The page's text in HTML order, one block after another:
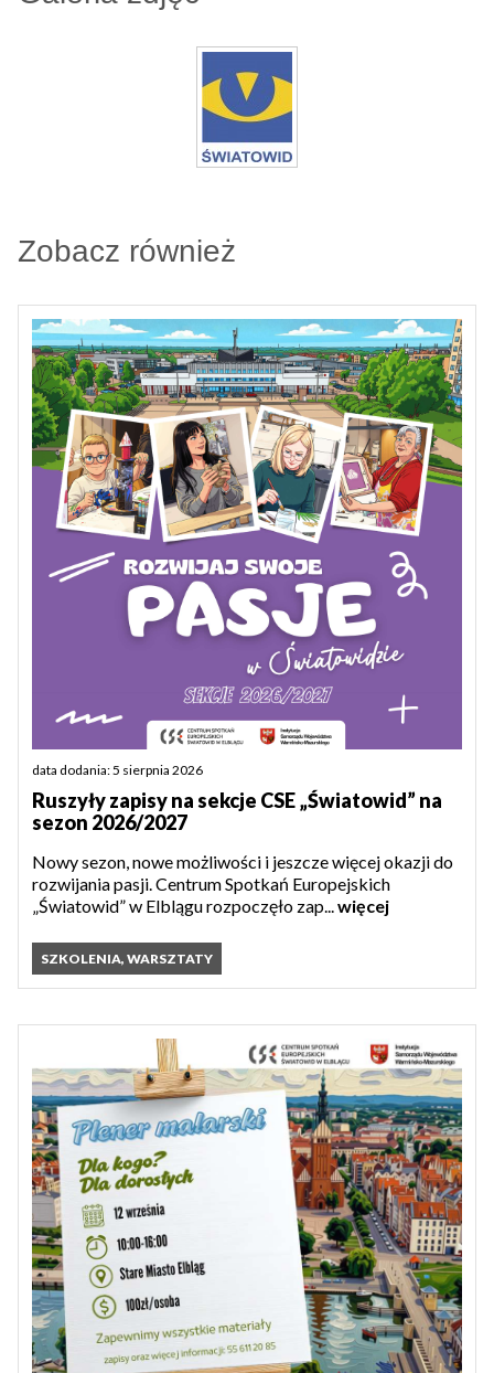
Zobacz również
data dodania: 5 sierpnia 2026
Ruszyły zapisy na sekcje CSE „Światowid” na
sezon 2026/2027
Nowy sezon, nowe możliwości i jeszcze więcej okazji do
rozwijania pasji. Centrum Spotkań Europejskich
„Światowid” w Elblągu rozpoczęło zap...więcej
SZKOLENIA, WARSZTATY